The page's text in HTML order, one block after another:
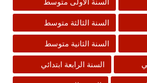
السنة الأولى متوسط
السنة الثالثة متوسط
السنة الثانية متوسط
السنة الرابعة ابتدائي